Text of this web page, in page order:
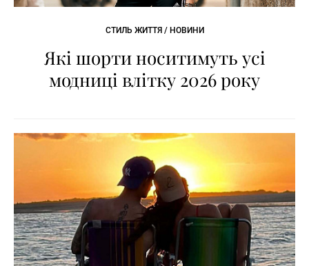
СТИЛЬ ЖИТТЯ / НОВИНИ
Які шорти носитимуть усі
модниці влітку 2026 року